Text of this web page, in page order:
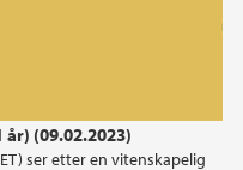
(09.02.2023)
ser etter en vitenskapelig